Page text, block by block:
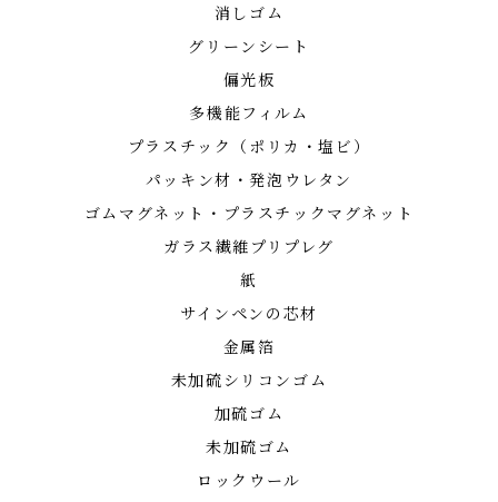
消しゴム
グリーンシート
偏光板
多機能フィルム
プラスチック（ポリカ・塩ビ）
パッキン材・発泡ウレタン
ゴムマグネット・プラスチックマグネット
ガラス繊維プリプレグ
紙
サインペンの芯材
金属箔
未加硫シリコンゴム
加硫ゴム
未加硫ゴム
ロックウール